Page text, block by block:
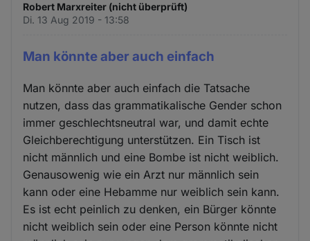
Robert Marxreiter (nicht überprüft)
Di. 13 Aug 2019 - 13:58
Man könnte aber auch einfach
Man könnte aber auch einfach die Tatsache
nutzen, dass das grammatikalische Gender schon
immer geschlechtsneutral war, und damit echte
Gleichberechtigung unterstützen. Ein Tisch ist
nicht männlich und eine Bombe ist nicht weiblich.
Genausowenig wie ein Arzt nur männlich sein
kann oder eine Hebamme nur weiblich sein kann.
Es ist echt peinlich zu denken, ein Bürger könnte
nicht weiblich sein oder eine Person könnte nicht